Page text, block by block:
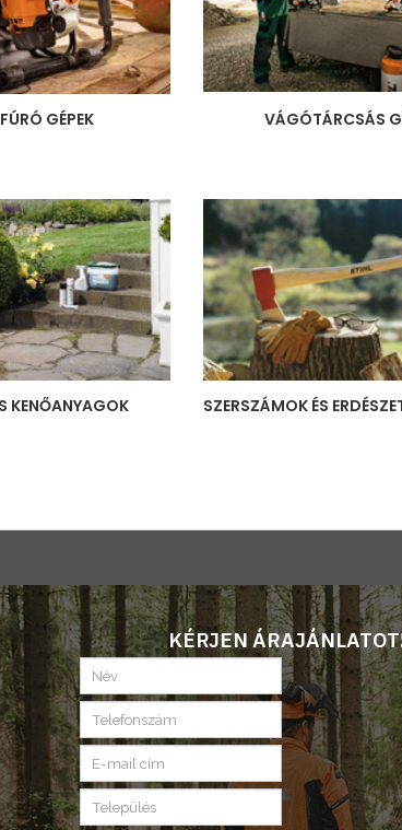
GÉPEK VÁGÓTÁRCSÁS
KENŐANYAGOK SZERSZÁMOK ÉS
KÉRJEN